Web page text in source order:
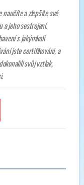
naučíte a zlepšíte své
a jeho sestrojení.
s jakýmkoli
jste certifikováni, a
svůj vztlak,